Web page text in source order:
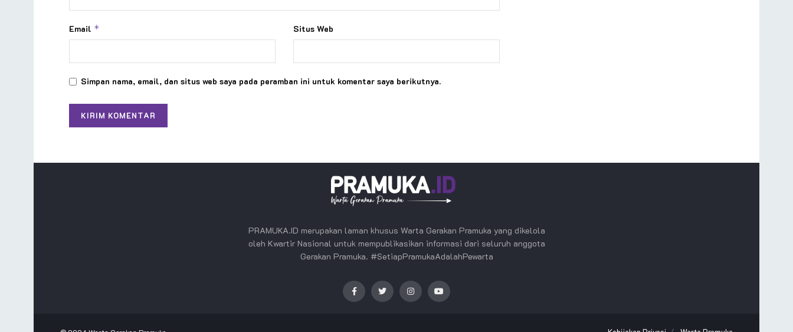
Email * Situs Web
Simpan nama, email, dan situs web saya pada peramban ini untuk komentar saya berikutnya.
PRAMUKA.ID merupakan laman khusus Warta Gerakan Pramuka yang dikelola
oleh Kwartir Nasional untuk mempublikasikan informasi dari seluruh anggota
Gerakan Pramuka. #SetiapPramukaAdalahPewarta